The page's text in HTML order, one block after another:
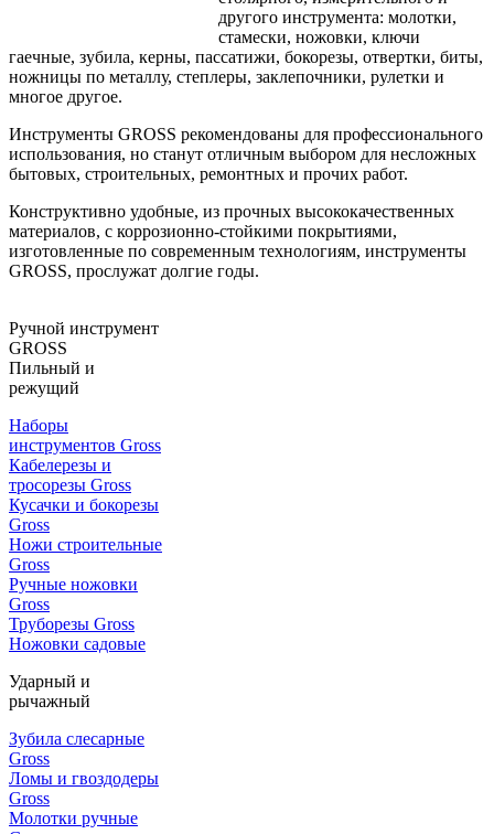
другого инструмента: молотки,
стамески, ножовки, ключи
гаечные, зубила, керны, пассатижи, бокорезы, отвертки, биты,
ножницы по металлу, степлеры, заклепочники, рулетки и
многое другое.
Инструменты GROSS рекомендованы для профессионального
использования, но станут отличным выбором для несложных
бытовых, строительных, ремонтных и прочих работ.
Конструктивно удобные, из прочных высококачественных
материалов, с коррозионно-стойкими покрытиями,
изготовленные по современным технологиям, инструменты
GROSS, прослужат долгие годы.
Ручной инструмент
GROSS
Пильный и
режущий
Наборы
инструментов Gross
Кабелерезы и
тросорезы Gross
Кусачки и бокорезы
Gross
Ножи строительные
Gross
Ручные ножовки
Gross
Труборезы Gross
Ножовки садовые
Ударный и
рычажный
Зубила слесарные
Gross
Ломы и гвоздодеры
Gross
Молотки ручные